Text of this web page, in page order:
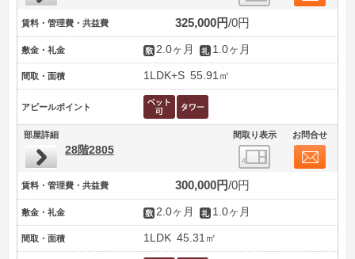
賃料・管理費・共益費 325,000円 0円
敷金・礼金 2.0ヶ月 1.0ヶ月
間取・面積 1LDK+S 55.91㎡
アピールポイント
部屋詳細 間取り表示 お問合せ
28階2805
賃料・管理費・共益費 300,000円 0円
敷金・礼金 2.0ヶ月 1.0ヶ月
間取・面積 1LDK 45.31㎡